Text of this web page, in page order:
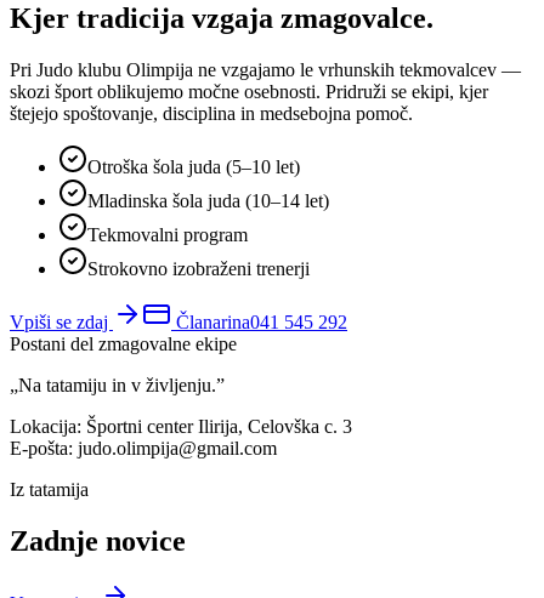
Kjer tradicija vzgaja zmagovalce.
Pri Judo klubu Olimpija ne vzgajamo le vrhunskih tekmovalcev —
skozi šport oblikujemo močne osebnosti. Pridruži se ekipi, kjer
štejejo spoštovanje, disciplina in medsebojna pomoč.
Otroška šola juda (5–10 let)
Mladinska šola juda (10–14 let)
Tekmovalni program
Strokovno izobraženi trenerji
Vpiši se zdaj Članarina041 545 292
Postani del zmagovalne ekipe
„Na tatamiju in v življenju.”
Lokacija: Športni center Ilirija, Celovška c. 3
E-pošta: judo.olimpija@gmail.com
Iz tatamija
Zadnje novice